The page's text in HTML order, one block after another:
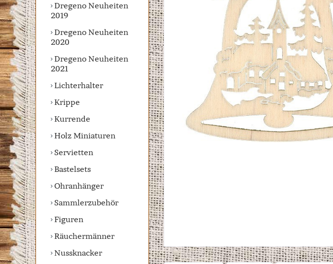
Dregeno Neuheiten
2019
Dregeno Neuheiten
2020
Dregeno Neuheiten
2021
Lichterhalter
Krippe
Kurrende
Holz Miniaturen
Servietten
Bastelsets
Ohranhänger
Sammlerzubehör
Figuren
Räuchermänner
Nussknacker